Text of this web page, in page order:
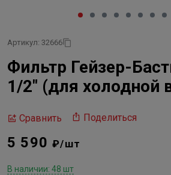
Артикул: 32666
Фильтр Гейзер-
1/2" (для холодной
Сравнить Поделиться
5 590₽/шт
В наличии: 48 шт